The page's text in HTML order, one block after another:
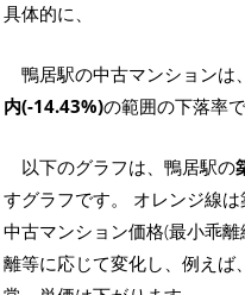
具体的に、
鴨居駅の中古マンションは、
内(-14.43%)の範囲の下落率で
以下のグラフは、鴨居駅の
すグラフです。 オレンジ線
中古マンション価格(最小乖
離等に応じて変化し、例えば